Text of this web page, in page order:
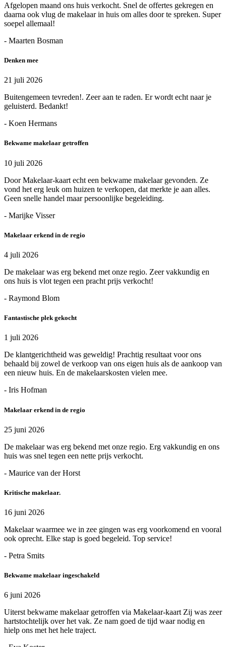
Afgelopen maand ons huis verkocht. Snel de offertes gekregen en
daarna ook vlug de makelaar in huis om alles door te spreken. Super
soepel allemaal!
- Maarten Bosman
Denken mee
21 juli 2026
Buitengemeen tevreden!. Zeer aan te raden. Er wordt echt naar je
geluisterd. Bedankt!
- Koen Hermans
Bekwame makelaar getroffen
10 juli 2026
Door Makelaar-kaart echt een bekwame makelaar gevonden. Ze
vond het erg leuk om huizen te verkopen, dat merkte je aan alles.
Geen snelle handel maar persoonlijke begeleiding.
- Marijke Visser
Makelaar erkend in de regio
4 juli 2026
De makelaar was erg bekend met onze regio. Zeer vakkundig en
ons huis is vlot tegen een pracht prijs verkocht!
- Raymond Blom
Fantastische plek gekocht
1 juli 2026
De klantgerichtheid was geweldig! Prachtig resultaat voor ons
behaald bij zowel de verkoop van ons eigen huis als de aankoop van
een nieuw huis. En de makelaarskosten vielen mee.
- Iris Hofman
Makelaar erkend in de regio
25 juni 2026
De makelaar was erg bekend met onze regio. Erg vakkundig en ons
huis was snel tegen een nette prijs verkocht.
- Maurice van der Horst
Kritische makelaar.
16 juni 2026
Makelaar waarmee we in zee gingen was erg voorkomend en vooral
ook oprecht. Elke stap is goed begeleid. Top service!
- Petra Smits
Bekwame makelaar ingeschakeld
6 juni 2026
Uiterst bekwame makelaar getroffen via Makelaar-kaart Zij was zeer
hartstochtelijk over het vak. Ze nam goed de tijd waar nodig en
hielp ons met het hele traject.